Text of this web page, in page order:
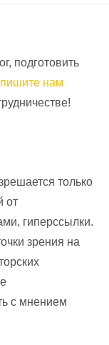
подготовить
нам
только
от
гиперссылки.
зрения на
с мнением